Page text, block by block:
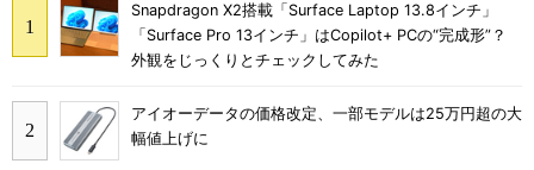
Snapdragon X2搭載「Surface Laptop 13.8インチ」
「Surface Pro 13インチ」はCopilot+ PCの“完成形”？
外観をじっくりとチェックしてみた
アイオーデータの価格改定、一部モデルは25万円超の大
幅値上げに